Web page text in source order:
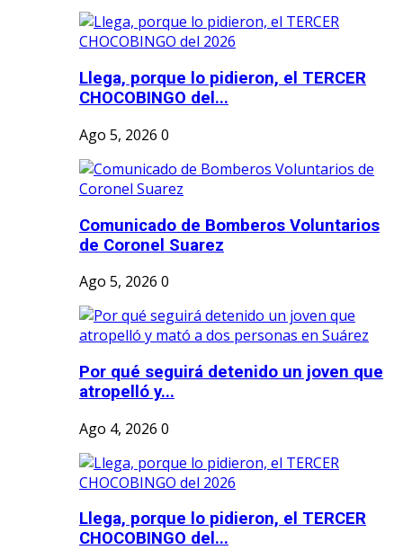
Llega, porque lo pidieron, el TERCER
CHOCOBINGO del...
Ago 5, 2026 0
Comunicado de Bomberos Voluntarios
de Coronel Suarez
Ago 5, 2026 0
Por qué seguirá detenido un joven que
atropelló y...
Ago 4, 2026 0
Llega, porque lo pidieron, el TERCER
CHOCOBINGO del...